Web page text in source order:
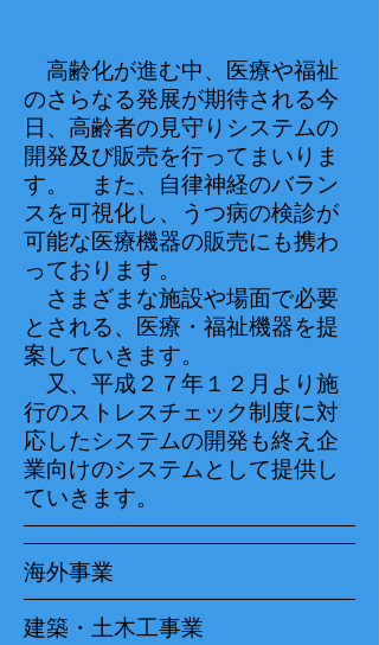
高齢化が進む中、医療や福祉
のさらなる発展が期待される今
日、高齢者の見守りシステムの
開発及び販売を行ってまいりま
す。
また、自律神経のバラン
スを可視化し、うつ病の検診が
可能な医療機器の販売にも携わ
っております。
さまざまな施設や場面で必要
とされる、医療・福祉機器を提
案していきます。
又、平成２７年１２月より施
行のストレスチェック制度に対
応したシステムの開発も終え企
業向けのシステムとして提供し
ていきます。
海外事業
建築・土木工事業